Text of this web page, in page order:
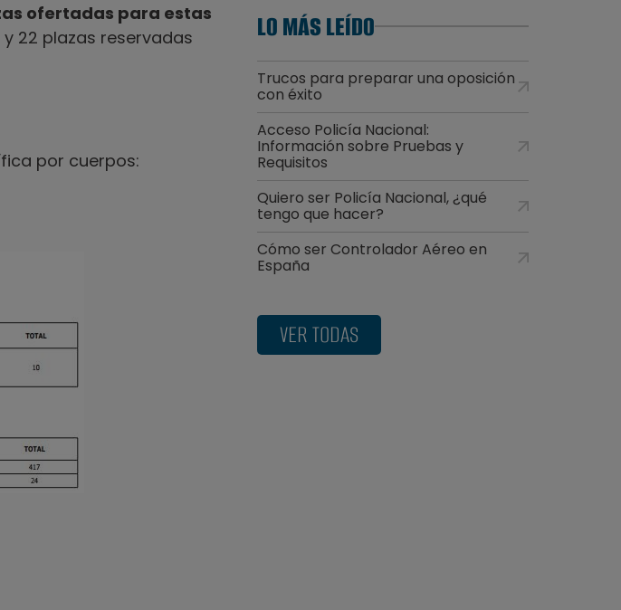
ofertadas para estas
22 plazas reservadas
por cuerpos:
LO MÁS LEÍDO
Trucos para preparar una oposición
con éxito
Acceso Policía Nacional:
Información sobre Pruebas y
Requisitos
Quiero ser Policía Nacional, ¿qué
tengo que hacer?
Cómo ser Controlador Aéreo en
España
VER TODAS